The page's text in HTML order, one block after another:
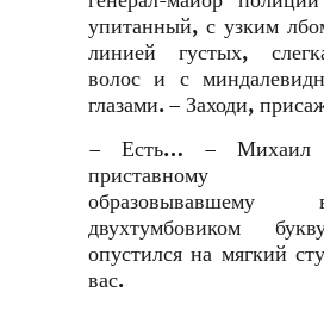
упитанный, с узким
линией густых,
волос и с
глазами. – Заходи,
– Есть… – Михаил
приставному
двухтумбовиком
опустился на мягкий
вас.